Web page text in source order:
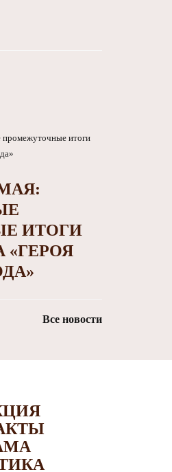
ИТОГИ
«ГЕРОЯ
Все новости